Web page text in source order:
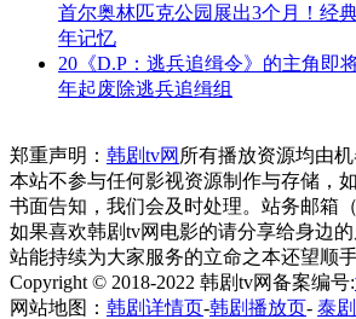
首尔奥林匹克公园展出3个月！经
年记忆
20 《D.P：逃兵追缉令》的主角即
年起废除逃兵追缉组
郑重声明： 韩剧tv网 所有播放资源均由
本站不参与任何影视资源制作与存储，
书面告知，我们会及时处理。站务邮箱
如果喜欢韩剧tv网电影的请分享给身边
站能持续为大家服务的立命之本还望顺
Copyright © 2018-2022 韩剧tv网备案编号:
网站地图： 韩剧详情页-韩剧播放页- 泰